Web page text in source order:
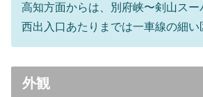
高知方面からは、別府峡〜剣山スー
西出入口あたりまでは一車線の細い
外観